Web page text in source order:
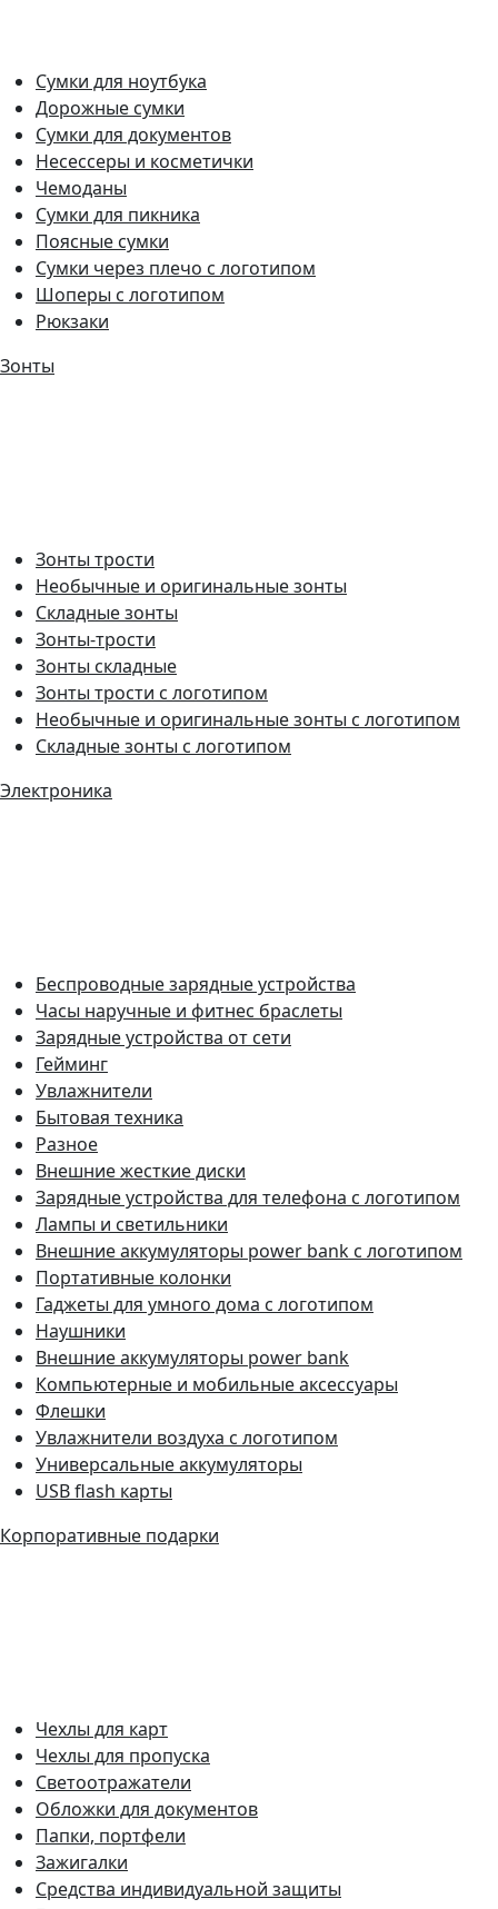
Сумки для ноутбука
Дорожные сумки
Сумки для документов
Несессеры и косметички
Чемоданы
Сумки для пикника
Поясные сумки
Сумки через плечо с логотипом
Шоперы с логотипом
Рюкзаки
Зонты
Зонты трости
Необычные и оригинальные зонты
Складные зонты
Зонты-трости
Зонты складные
Зонты трости с логотипом
Необычные и оригинальные зонты с логотипом
Складные зонты с логотипом
Электроника
Беспроводные зарядные устройства
Часы наручные и фитнес браслеты
Зарядные устройства от сети
Гейминг
Увлажнители
Бытовая техника
Разное
Внешние жесткие диски
Зарядные устройства для телефона с логотипом
Лампы и светильники
Внешние аккумуляторы power bank с логотипом
Портативные колонки
Гаджеты для умного дома с логотипом
Наушники
Внешние аккумуляторы power bank
Компьютерные и мобильные аксессуары
Флешки
Увлажнители воздуха с логотипом
Универсальные аккумуляторы
USB flash карты
Корпоративные подарки
Чехлы для карт
Чехлы для пропуска
Светоотражатели
Обложки для документов
Папки, портфели
Зажигалки
Средства индивидуальной защиты